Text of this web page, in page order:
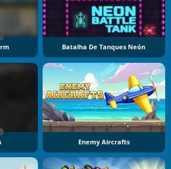
Batalha De Tanques Neón
Enemy Aircrafts